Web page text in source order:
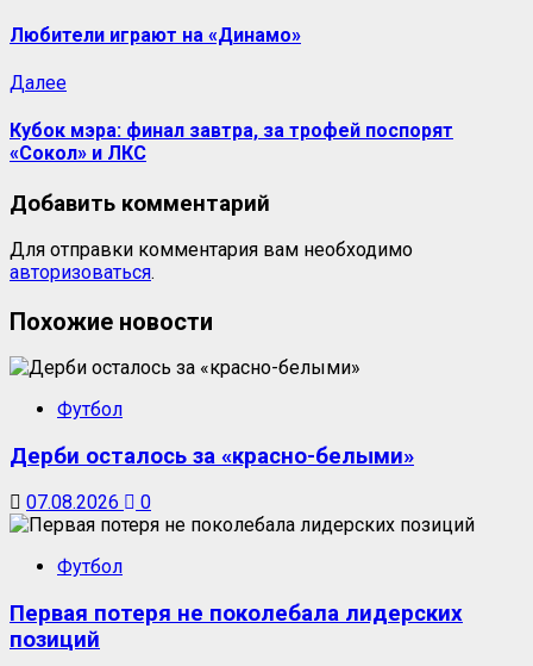
Любители играют на «Динамо»
Далее
Кубок мэра: финал завтра, за трофей поспорят
«Сокол» и ЛКС
Добавить комментарий
Для отправки комментария вам необходимо
авторизоваться.
Похожие новости
Футбол
Дерби осталось за «красно-белыми»
07.08.2026 0
Футбол
Первая потеря не поколебала лидерских
позиций